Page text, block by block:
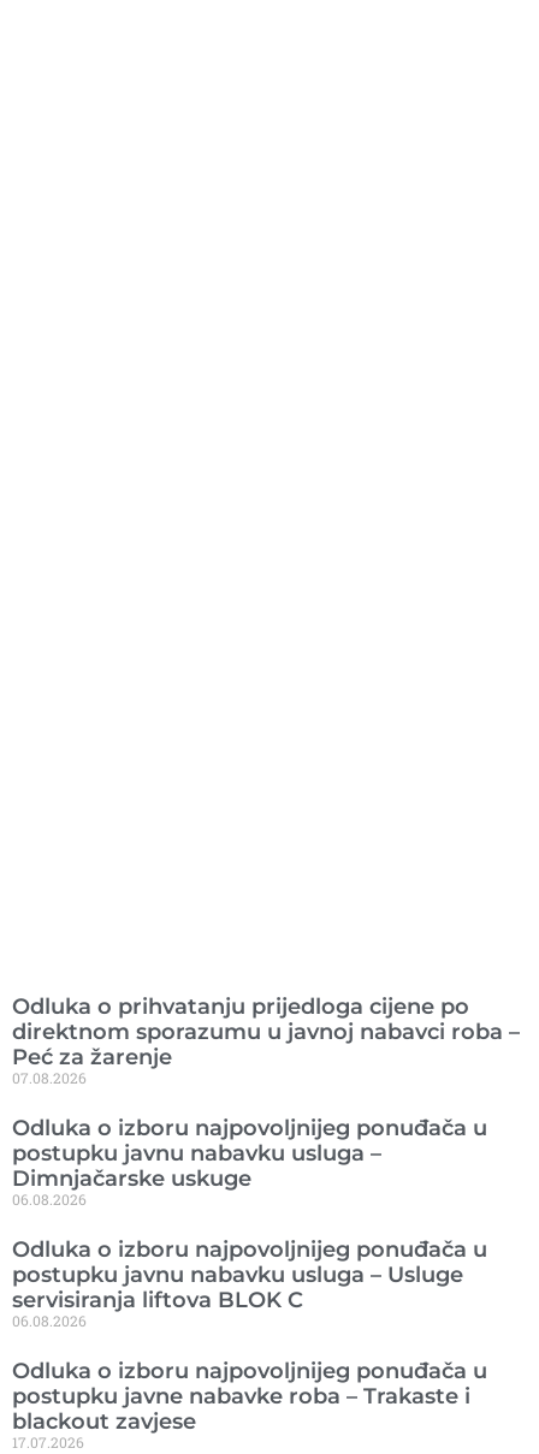
Odluka o prihvatanju prijedloga cijene po
direktnom sporazumu u javnoj nabavci roba –
Peć za žarenje
07.08.2026
Odluka o izboru najpovoljnijeg ponuđača u
postupku javnu nabavku usluga –
Dimnjačarske uskuge
06.08.2026
Odluka o izboru najpovoljnijeg ponuđača u
postupku javnu nabavku usluga – Usluge
servisiranja liftova BLOK C
06.08.2026
Odluka o izboru najpovoljnijeg ponuđača u
postupku javne nabavke roba – Trakaste i
blackout zavjese
17.07.2026